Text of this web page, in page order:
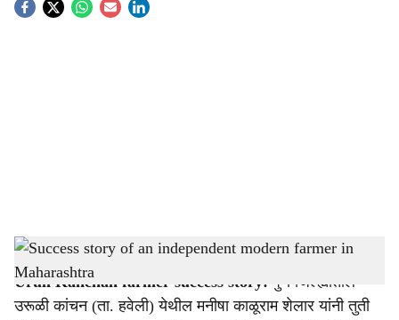
S
h
a
Success story of an independent modern farmer in Maharashtra- Agrowon
Uruli Kanchan farmer success story: पुणे जिल्ह्यातील
उरूळी कांचन (ता. हवेली) येथील मनीषा काळूराम शेलार यांनी तुती